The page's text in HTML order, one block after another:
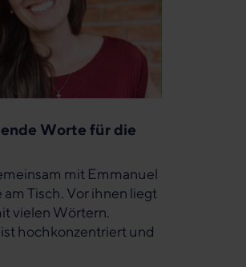
Worte für die
mit Emmanuel
am Tisch. Vor ihnen liegt
vielen Wörtern.
hochkonzentriert und